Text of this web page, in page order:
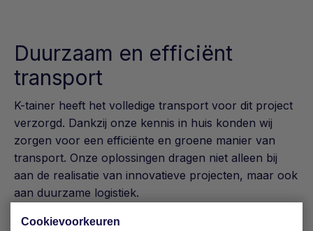
Duurzaam en efficiënt
transport
K-tainer heeft het volledige transport voor dit project
verzorgd. Dankzij onze kennis in huis konden wij
zorgen voor een efficiënte en groene manier van
transport. Onze oplossingen dragen niet alleen bij
aan de realisatie van innovatieve projecten, maar ook
aan duurzame logistiek.
Cookievoorkeuren